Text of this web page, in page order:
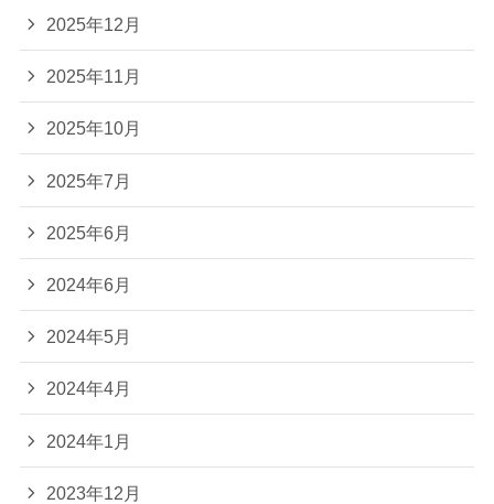
2025年12月
2025年11月
2025年10月
2025年7月
2025年6月
2024年6月
2024年5月
2024年4月
2024年1月
2023年12月